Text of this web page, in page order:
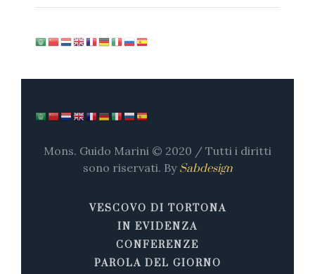
Mons. Guido Marini © 2020 / Tutti i diritti
sono riservati. By Sabdesign
VESCOVO DI TORTONA
IN EVIDENZA
CONFERENZE
PAROLA DEL GIORNO